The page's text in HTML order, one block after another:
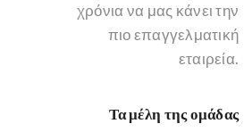
χρόνια να μας κάνει την
πιο επαγγελματική
εταιρεία.
Τα μέλη της ομάδας